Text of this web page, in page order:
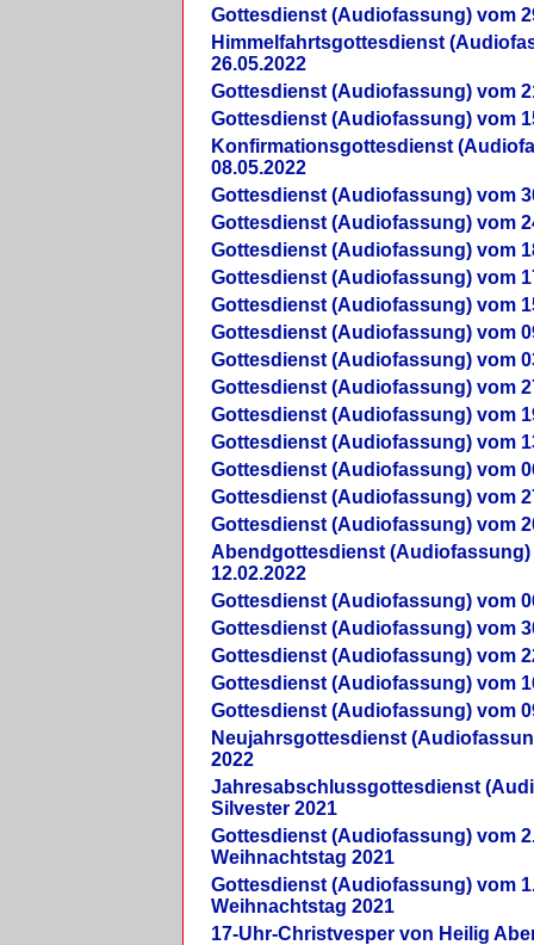
Gottesdienst (Audiofassung) vom
Himmelfahrtsgottesdienst
26.05.2022
Gottesdienst (Audiofassung) vom
Gottesdienst (Audiofassung) vom
Konfirmationsgottesdienst
08.05.2022
Gottesdienst (Audiofassung) vom
Gottesdienst (Audiofassung) vom
Gottesdienst (Audiofassung) vom
Gottesdienst (Audiofassung) vom
Gottesdienst (Audiofassung) vom
Gottesdienst (Audiofassung) vom
Gottesdienst (Audiofassung) vom
Gottesdienst (Audiofassung) vom
Gottesdienst (Audiofassung) vom
Gottesdienst (Audiofassung) vom
Gottesdienst (Audiofassung) vom
Gottesdienst (Audiofassung) vom
Gottesdienst (Audiofassung) vom
Abendgottesdienst (Audiofassung)
12.02.2022
Gottesdienst (Audiofassung) vom
Gottesdienst (Audiofassung) vom
Gottesdienst (Audiofassung) vom
Gottesdienst (Audiofassung) vom
Gottesdienst (Audiofassung) vom
Neujahrsgottesdienst
2022
Jahresabschlussgottesdienst
Silvester 2021
Gottesdienst (Audiofassung) vom
Weihnachtstag 2021
Gottesdienst (Audiofassung) vom
Weihnachtstag 2021
17-Uhr-Christvesper von Heilig